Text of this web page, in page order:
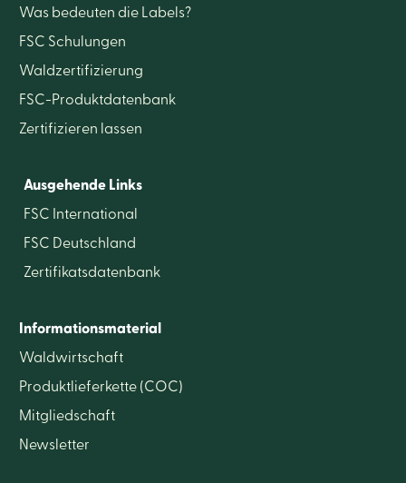
Was bedeuten die Labels?
FSC Schulungen
Waldzertifizierung
FSC-Produktdatenbank
Zertifizieren lassen
Ausgehende Links
FSC International
FSC Deutschland
Zertifikatsdatenbank
Informationsmaterial
Waldwirtschaft
Produktlieferkette (COC)
Mitgliedschaft
Newsletter